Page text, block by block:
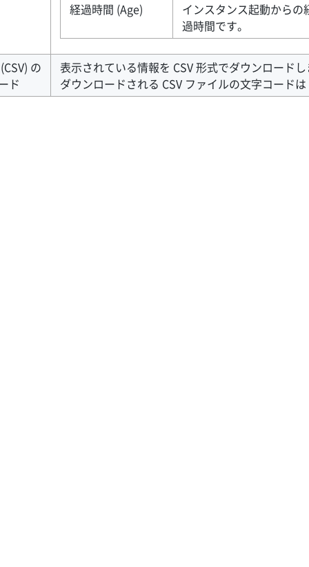
経過時間 (Age)
インスタンス起動からの
過時間です。
の
ド
表示されている情報を CSV 形式でダウンロード
ダウンロードされる CSV ファイルの文字コード